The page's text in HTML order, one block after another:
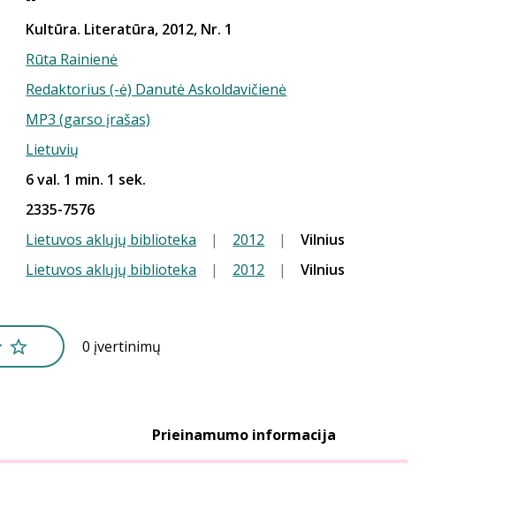
Kultūra. Literatūra, 2012, Nr. 1
Rūta Rainienė
Redaktorius (-ė) Danutė Askoldavičienė
MP3 (garso įrašas)
Lietuvių
6 val. 1 min. 1 sek.
2335-7576
Lietuvos aklųjų biblioteka | 2012 |
Vilnius
Lietuvos aklųjų biblioteka | 2012 | Vilnius
0 įvertinimų
Prieinamumo informacija